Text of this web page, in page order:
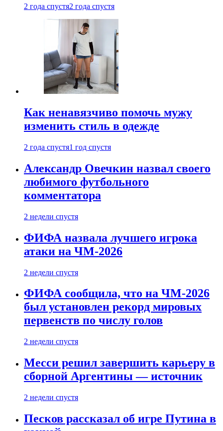
2 года спустя2 года спустя
Как ненавязчиво помочь мужу
изменить стиль в одежде
2 года спустя1 год спустя
Александр Овечкин назвал своего
любимого футбольного
комментатора
2 недели спустя
ФИФА назвала лучшего игрока
атаки на ЧМ-2026
2 недели спустя
ФИФА сообщила, что на ЧМ-2026
был установлен рекорд мировых
первенств по числу голов
2 недели спустя
Месси решил завершить карьеру в
сборной Аргентины — источник
2 недели спустя
Песков рассказал об игре Путина в